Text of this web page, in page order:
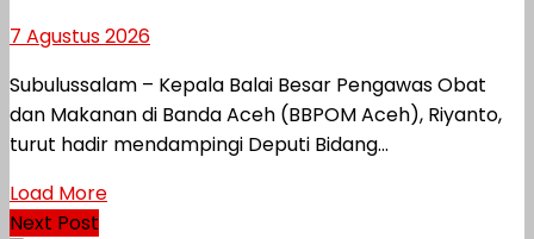
7 Agustus 2026
Subulussalam – Kepala Balai Besar Pengawas Obat
dan Makanan di Banda Aceh (BBPOM Aceh), Riyanto,
turut hadir mendampingi Deputi Bidang...
Load More
Next Post